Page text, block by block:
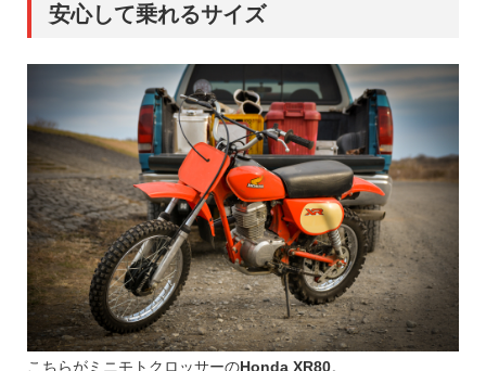
安心して乗れるサイズ
こちらがミニモトクロッサーのHonda XR80。